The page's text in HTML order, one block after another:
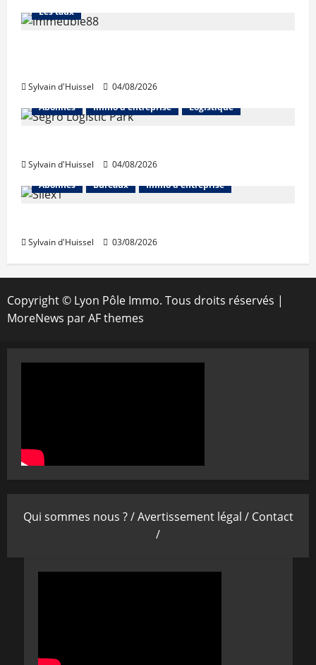
Les taux
Sylvain d'Huissel
04/08/2026
Abonnés
Immo d'entreprise Logistique
Sylvain d'Huissel
04/08/2026
Abonnés
Bureaux Immo d'entreprise
Sylvain d'Huissel 03/08/2026
Copyright © Lyon Pôle Immo. Tous droits réservés |
MoreNews par AF themes
Qui sommes nous ? /Avertissement légal / Contact
/